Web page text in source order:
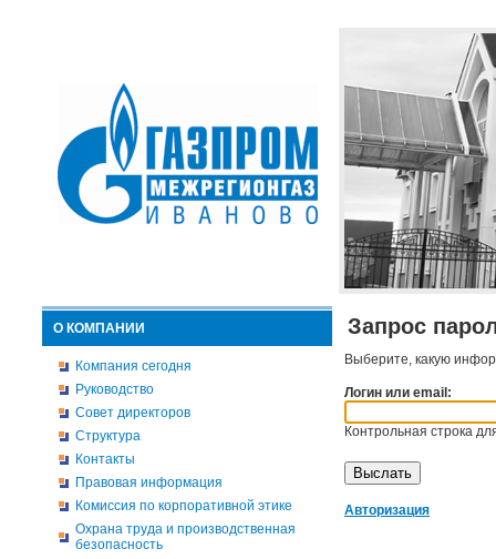
О КОМПАНИИ
Компания сегодня
Руководство
Совет директоров
Структура
Контакты
Правовая информация
Комиссия по корпоративной этике
Охрана труда и производственная
безопасность
Запрос
Выберите, какую
Логин или email:
Контрольная строка
Авторизация